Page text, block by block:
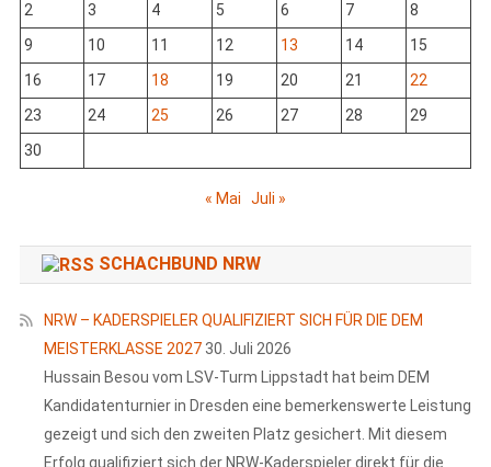
2
3 4 5 6 7
8
9
10 11 12 13 14
15
16
17 18 19 20 21
22
23
24 25 26 27 28
29
30
« Mai Juli »
SCHACHBUND NRW
NRW – KADERSPIELER QUALIFIZIERT SICH FÜR DIE DEM
MEISTERKLASSE 2027 30. Juli 2026
Hussain Besou vom LSV-Turm Lippstadt hat beim DEM
Kandidatenturnier in Dresden eine bemerkenswerte Leistung
gezeigt und sich den zweiten Platz gesichert. Mit diesem
Erfolg qualifiziert sich der NRW-Kaderspieler direkt für die